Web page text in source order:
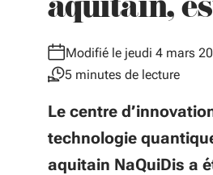
aquitain,
Modifié le jeudi 4 mars
5 minutes de lecture
Le centre
technologie
aquitain NaQuiDis a